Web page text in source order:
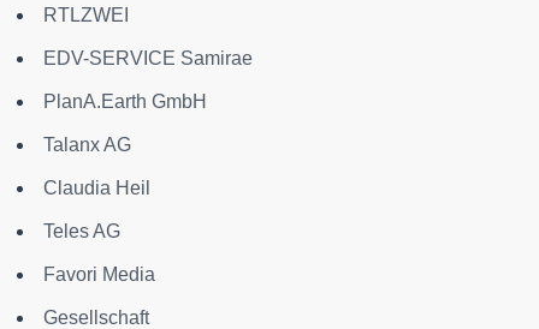
RTLZWEI
EDV-SERVICE Samirae
PlanA.Earth GmbH
Talanx AG
Claudia Heil
Teles AG
Favori Media
Gesellschaft